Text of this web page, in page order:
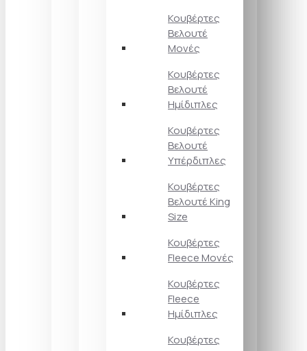
Κουβέρτες
Βελουτέ
Μονές
Κουβέρτες
Βελουτέ
Ημίδιπλες
Κουβέρτες
Βελουτέ
Υπέρδιπλες
Κουβέρτες
Βελουτέ King
Size
Κουβέρτες
Fleece Μονές
Κουβέρτες
Fleece
Ημίδιπλες
Κουβέρτες